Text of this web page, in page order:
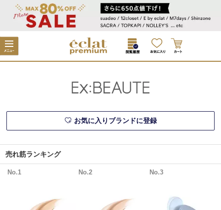
お気に入りブランドに登録
売れ筋ランキング
No.1 No.2 No.3